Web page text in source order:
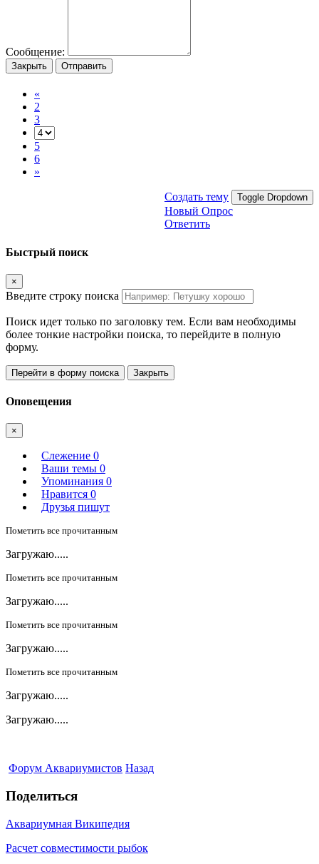
Сообщение:
Закрыть Отправить
«
2
3
5
6
»
Создать тему Toggle Dropdown
Новый Опрос
Ответить
Быстрый поиск
×
Введите строку поиска
Поиск идет только по заголовку тем. Если вам необходимы
более тонкие настройки поиска, то перейдите в полную
форму.
Перейти в форму поиска Закрыть
Оповещения
×
Слежение 0
Ваши темы 0
Упоминания 0
Нравится 0
Друзья пишут
Пометить все прочитанным
Загружаю.....
Пометить все прочитанным
Загружаю.....
Пометить все прочитанным
Загружаю.....
Пометить все прочитанным
Загружаю.....
Загружаю.....
Форум Аквариумистов Назад
Поделиться
Аквариумная Википедия
Расчет совместимости рыбок